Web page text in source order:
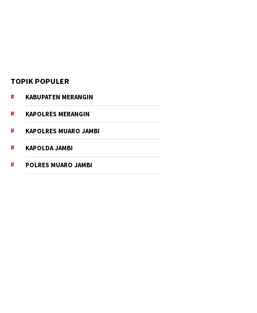
TOPIK POPULER
KABUPATEN MERANGIN
KAPOLRES MERANGIN
KAPOLRES MUARO JAMBI
KAPOLDA JAMBI
POLRES MUARO JAMBI